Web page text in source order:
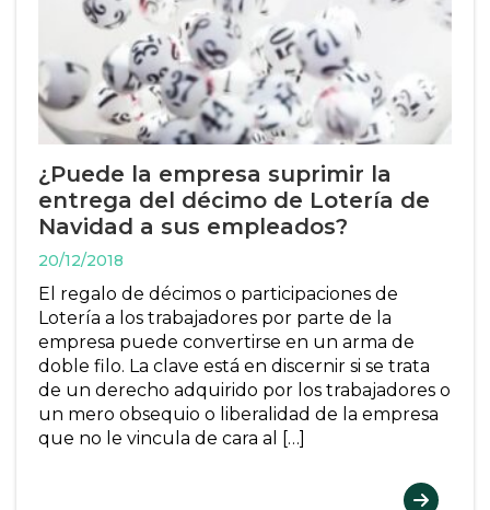
¿Puede la empresa suprimir la
entrega del décimo de Lotería de
Navidad a sus empleados?
20/12/2018
El regalo de décimos o participaciones de
Lotería a los trabajadores por parte de la
empresa puede convertirse en un arma de
doble filo. La clave está en discernir si se trata
de un derecho adquirido por los trabajadores o
un mero obsequio o liberalidad de la empresa
que no le vincula de cara al […]